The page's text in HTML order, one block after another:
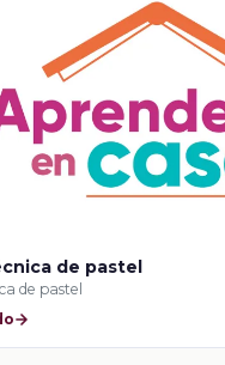
de pastel
de pastel